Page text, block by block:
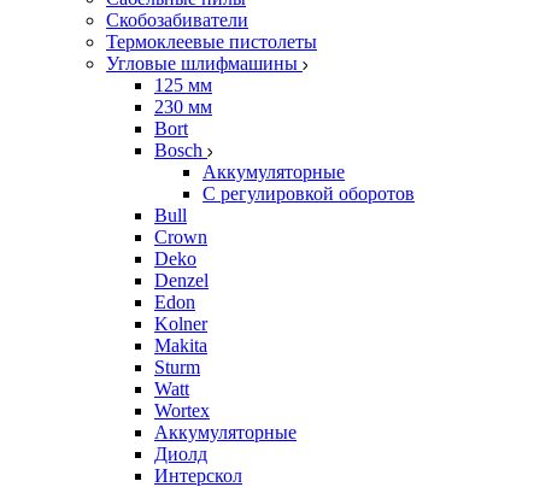
Скобозабиватели
Термоклеевые пистолеты
Угловые шлифмашины
125 мм
230 мм
Bort
Bosch
Аккумуляторные
С регулировкой оборотов
Bull
Crown
Deko
Denzel
Edon
Kolner
Makita
Sturm
Watt
Wortex
Аккумуляторные
Диолд
Интерскол